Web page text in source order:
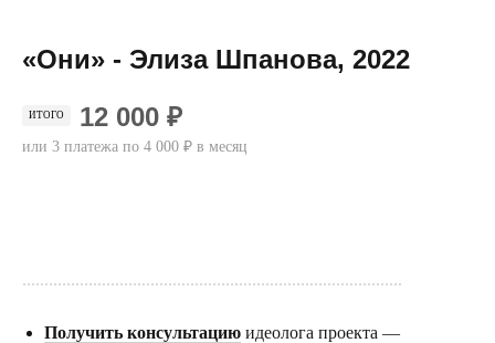
«Они» - Элиза Шпанова, 2022
ИТОГО 12 000 ₽
или 3 платежа по 4 000 ₽ в месяц
......................................................................................
Получить консультацию идеолога проекта —